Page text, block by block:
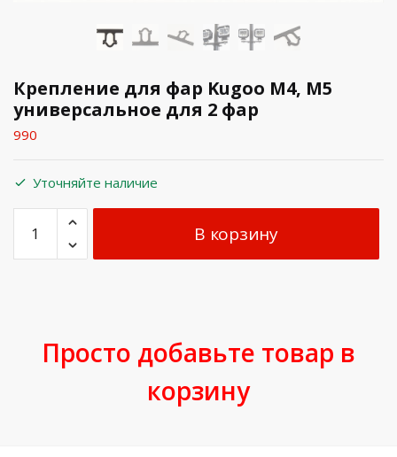
Крепление для фар Kugoo M4, M5
универсальное для 2 фар
990
Уточняйте наличие
В корзину
Просто добавьте товар в
корзину